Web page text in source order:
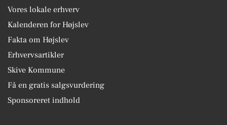
Vores lokale erhverv
Kalenderen for Højslev
Fakta om Højslev
Erhvervsartikler
Skive Kommune
Få en gratis salgsvurdering
Sponsoreret indhold